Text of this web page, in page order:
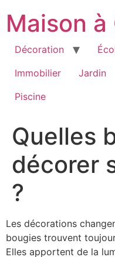
contenu
Maison à
Décoration
Immobilier
Jardin
Piscine
Quelles
décorer
?
Les décorations
bougies trouvent
Elles apportent de la